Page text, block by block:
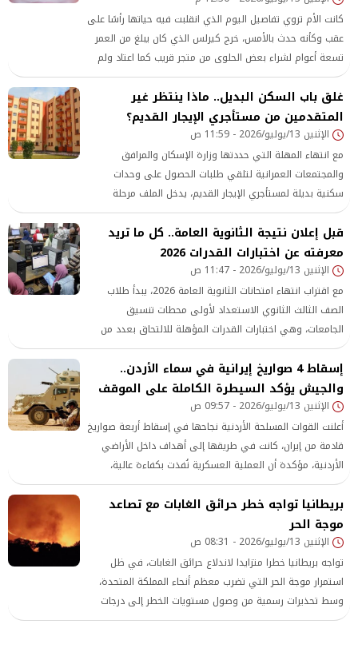
كانت الأم تروي تفاصيل اليوم الذي انقلبت فيه حياتها رأسًا على
عقب وكأنه حدث بالأمس، خرج كيرلس الذي كان يبلغ من العمر
تسعة أعوام لشراء بعض الحلوى من متجر قريب كما اعتاد ولم
يكن أحد يتوقع أن تلك الدقائق القليلة ستكون آخر ما تتذكره
الأسرة من حياته الطبيعية.
غلق باب السكن البديل.. ماذا ينتظر غير
المتقدمين من مستأجري الإيجار القديم؟
الإثنين 13/يوليو/2026 - 11:59 ص
مع انتهاء المهلة التي حددتها وزارة الإسكان والمرافق
والمجتمعات العمرانية لتلقي طلبات الحصول على وحدات
سكنية بديلة لمستأجري الإيجار القديم، يدخل الملف مرحلة
جديدة
قبل إعلان نتيجة الثانوية العامة.. كل ما تريد
معرفته عن اختبارات القدرات 2026
الإثنين 13/يوليو/2026 - 11:47 ص
مع اقتراب انتهاء امتحانات الثانوية العامة 2026، يبدأ طلاب
الصف الثالث الثانوي الاستعداد لأولى محطات تنسيق
الجامعات، وهي اختبارات القدرات المؤهلة للالتحاق بعدد من
الكليات
إسقاط 4 صواريخ إيرانية في سماء الأردن..
والجيش يؤكد السيطرة الكاملة على الموقف
الإثنين 13/يوليو/2026 - 09:57 ص
أعلنت القوات المسلحة الأردنية نجاحها في إسقاط أربعة صواريخ
قادمة من إيران، كانت في طريقها إلى أهداف داخل الأراضي
الأردنية، مؤكدة أن العملية العسكرية نُفذت بكفاءة عالية،
وأسفرت عن منع وصول الصواريخ إلى أهدافها دون تسجيل أي
إصابات بين المواطنين أو وقوع أضرار مادية. الديوان الملكي
الأردني لا يصدر، في
بريطانيا تواجه خطر حرائق الغابات مع تصاعد
موجة الحر
الإثنين 13/يوليو/2026 - 08:31 ص
تواجه بريطانيا خطرا متزايدا لاندلاع حرائق الغابات، في ظل
استمرار موجة الحر التي تضرب معظم أنحاء المملكة المتحدة،
وسط تحذيرات رسمية من وصول مستويات الخطر إلى درجات
استثنائية في عدد من المناطق، مع توقعات باستمرار ارتفاع